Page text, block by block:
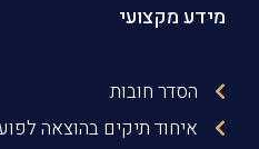
מידע מקצועי
הסדר חובות
איחוד תיקים בהוצאה